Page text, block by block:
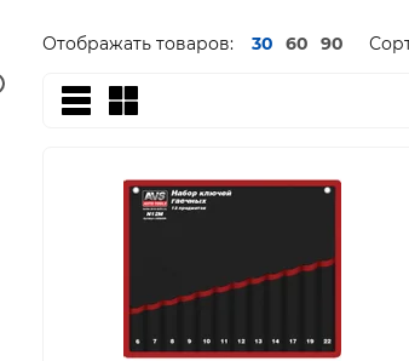
Отображать товаров: 30 60 90